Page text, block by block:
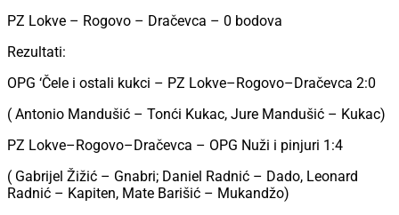
PZ Lokve – Rogovo – Dračevca – 0 bodova
Rezultati:
OPG ‘Čele i ostali kukci – PZ Lokve–Rogovo–Dračevca 2:0
( Antonio Mandušić – Tonći Kukac, Jure Mandušić – Kukac)
PZ Lokve–Rogovo–Dračevca – OPG Nuži i pinjuri 1:4
( Gabrijel Žižić – Gnabri; Daniel Radnić – Dado, Leonard
Radnić – Kapiten, Mate Barišić – Mukandžo)